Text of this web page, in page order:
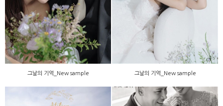
그날의 기억_New sample
그날의 기억_New sample
그날의 기억_New sample
그날의 기억_New sample